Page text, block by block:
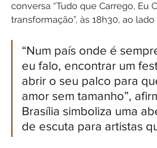
conversa “Tudo que Carrego, Eu
transformação”, às 18h30, ao
“Num país onde é
eu falo, encontrar um
abrir o seu palco para
amor sem tamanho”,
Brasília simboliza uma
de escuta para artistas